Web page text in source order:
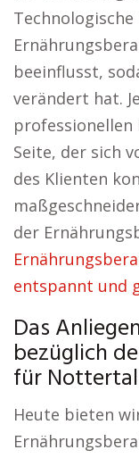
beeinflusst,
verändert hat.
professionellen
Seite, der sich
des Klienten
der
entspannt und
Das
bezüglich
für
Heute bieten